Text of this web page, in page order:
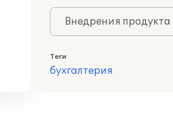
Внедрения
Теги
бухгалтерия